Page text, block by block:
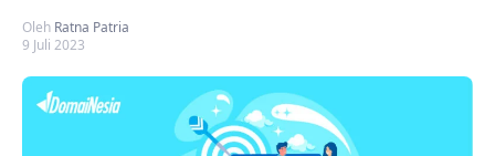
Oleh Ratna Patria
9 Juli 2023